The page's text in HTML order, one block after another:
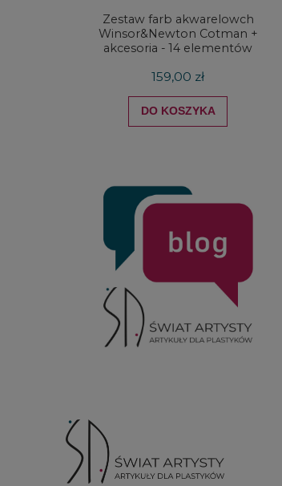
Zestaw farb akwarelowch
Winsor&Newton Cotman +
akcesoria - 14 elementów
159,00 zł
DO KOSZYKA